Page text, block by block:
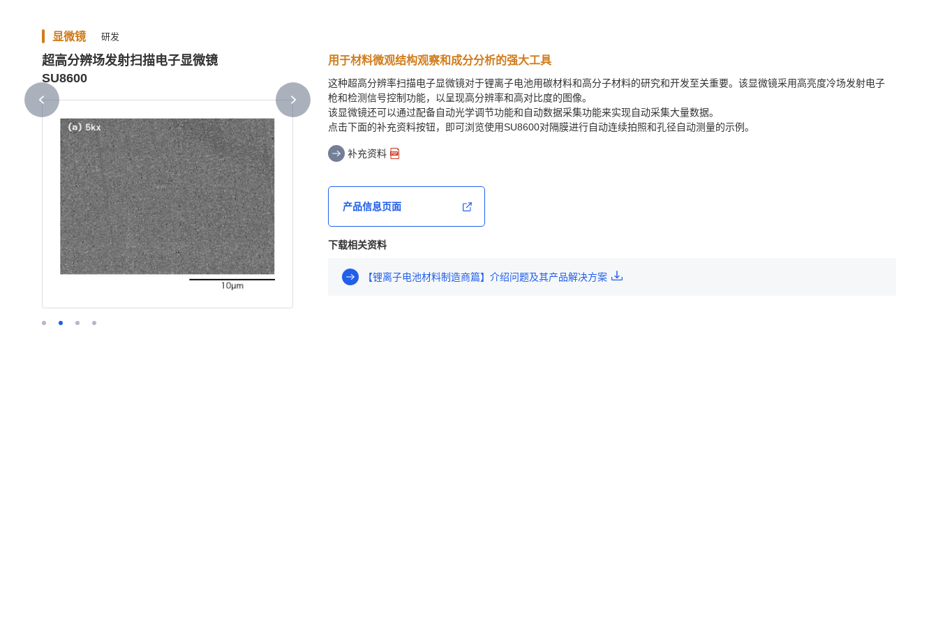
显微镜 研发
超高分辨场发射扫描电子显微镜
SU8600
用于材料微观结构观察和成分分析的强大工具
这种超高分辨率扫描电子显微镜对于锂离子电池用碳材料和高分子材料的研究和开发至关重要。该显微镜采用高亮度冷场发射电子
枪和检测信号控制功能，以呈现高分辨率和高对比度的图像。
该显微镜还可以通过配备自动光学调节功能和自动数据采集功能来实现自动采集大量数据。
点击下面的补充资料按钮，即可浏览使用SU8600对隔膜进行自动连续拍照和孔径自动测量的示例。
补充资料
产品信息页面
下载相关资料
【锂离子电池材料制造商篇】介绍问题及其产品解决方案